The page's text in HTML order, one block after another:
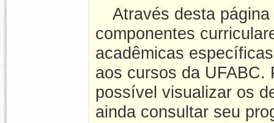
Através desta
componentes
acadêmicas
aos cursos da UFABC.
possível visualizar os
ainda consultar seu